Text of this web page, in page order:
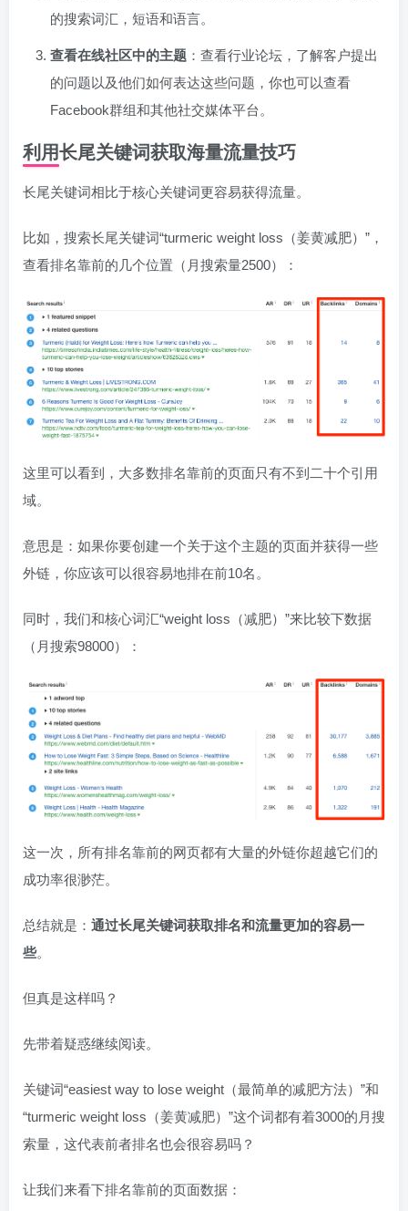
的搜索词汇，短语和语言。
查看在线社区中的主题 ：查看行业论坛，了解客户提出
的问题以及他们如何表达这些问题，你也可以查看
Facebook群组和其他社交媒体平台。
利用长尾关键词获取海量流量技巧
长尾关键词相比于核心关键词更容易获得流量。
比如，搜索长尾关键词“turmeric weight loss（姜黄减肥）”，
查看排名靠前的几个位置（月搜索量2500）：
这里可以看到，大多数排名靠前的页面只有不到二十个引用
域。
意思是：如果你要创建一个关于这个主题的页面并获得一些
外链，你应该可以很容易地排在前10名。
同时，我们和核心词汇“weight loss（减肥）”来比较下数据
（月搜索98000）：
这一次，所有排名靠前的网页都有大量的外链你超越它们的
成功率很渺茫。
总结就是： 通过长尾关键词获取排名和流量更加的容易一
些。
但真是这样吗？
先带着疑惑继续阅读。
关键词“easiest way to lose weight（最简单的减肥方法）”和
“turmeric weight loss（姜黄减肥）”这个词都有着3000的月搜
索量，这代表前者排名也会很容易吗？
让我们来看下排名靠前的页面数据：